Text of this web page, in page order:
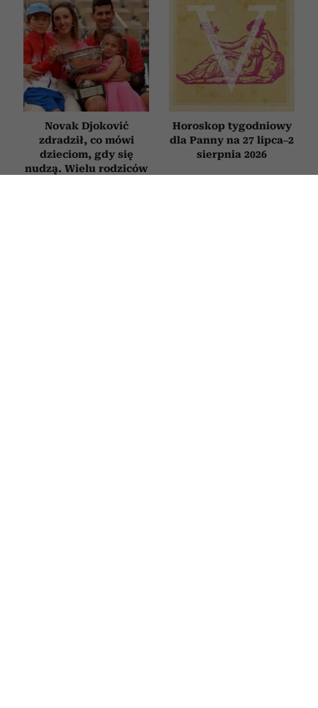
Novak Djoković
zdradził, co mówi
dzieciom, gdy się
nudzą. Wielu rodziców
Horoskop tygodniowy
dla Panny na 27 lipca–2
sierpnia 2026